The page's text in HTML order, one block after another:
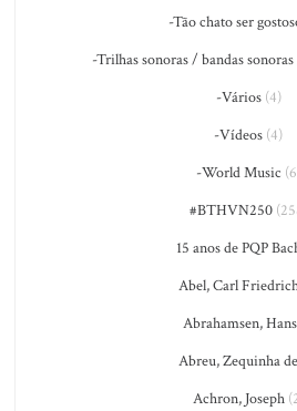
-Tão chato ser
-Trilhas sonoras / bandas
-Vários(4)
-Vídeos (4)
-World Music
#BTHVN250
15 anos de PQP
Abel, Carl
Abrahamsen, Hans
Abreu, Zequinha de
Achron, Joseph